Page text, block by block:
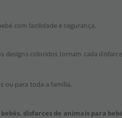
com facilidade e segurança.
designs coloridos tornam cada
ou para toda a família.
, disfarces de animais para